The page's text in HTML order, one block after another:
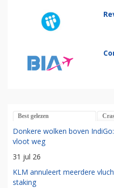
Best gelezen
Donkere wolken boven
vloot weg
31 jul 26
KLM annuleert meerdere
staking